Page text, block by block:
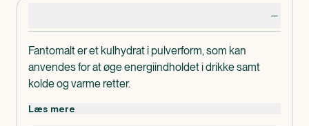
Fantomalt er et kulhydrat i pulverform, som kan
anvendes for at øge energiindholdet i drikke samt
kolde og varme retter.
patienter med et utilstrækkeligt energiindtag eller
Læs mere